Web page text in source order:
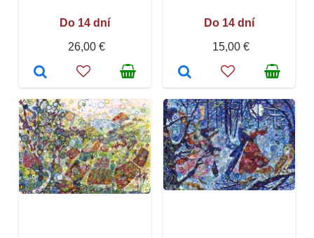
Do 14 dní
26,00 €
Do 14 dní
15,00 €